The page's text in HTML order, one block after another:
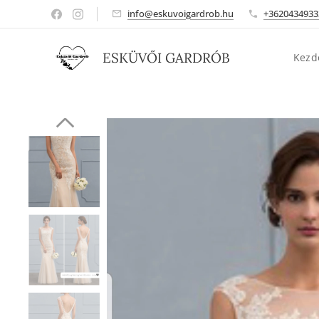
info@eskuvoigardrob.hu
ESKÜVŐI GARDRÓB